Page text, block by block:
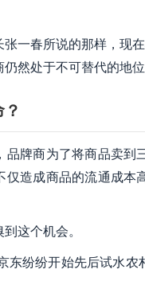
一春所说的那样，现
然处于不可替代的地位
品牌商为了将商品卖
仅造成商品的流通成
这个机会。
东纷纷开始先后试水